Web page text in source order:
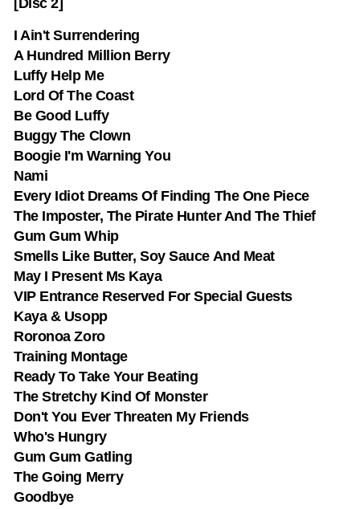
[Disc 2]
I Ain't Surrendering
A Hundred Million Berry
Luffy Help Me
Lord Of The Coast
Be Good Luffy
Buggy The Clown
Boogie I'm Warning You
Nami
Every Idiot Dreams Of Finding The One Piece
The Imposter, The Pirate Hunter And The Thief
Gum Gum Whip
Smells Like Butter, Soy Sauce And Meat
May I Present Ms Kaya
VIP Entrance Reserved For Special Guests
Kaya & Usopp
Roronoa Zoro
Training Montage
Ready To Take Your Beating
The Stretchy Kind Of Monster
Don't You Ever Threaten My Friends
Who's Hungry
Gum Gum Gatling
The Going Merry
Goodbye